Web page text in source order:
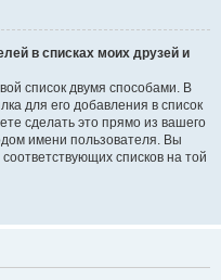
в списках моих друзей и
список двумя способами. В
для его добавления в список
сделать это прямо из вашего
имени пользователя. Вы
списков на той